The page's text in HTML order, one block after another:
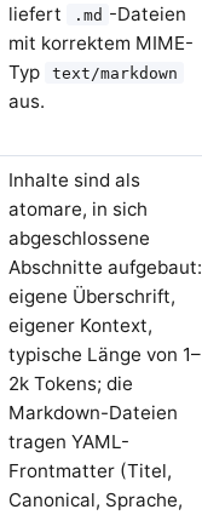
liefert
.md -Dateien
mit korrektem MIME-
Typ
text/markdown
aus.
Inhalte sind als
atomare, in sich
abgeschlossene
Abschnitte aufgebaut:
eigene Überschrift,
eigener Kontext,
typische Länge von 1–
2k Tokens; die
Markdown-Dateien
tragen YAML-
Frontmatter (Titel,
Canonical, Sprache,